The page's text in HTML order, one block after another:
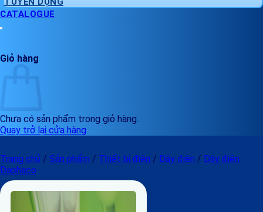
CATALOGUE
Giỏ hàng
Chưa có sản phẩm trong giỏ hàng.
Quay trở lại cửa hàng
Trang chủ / Sản phẩm / Thiết bị điện / Dây điện / Dây điện
Daphaco